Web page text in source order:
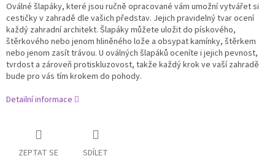
Oválné šlapáky, které jsou ručně opracované vám umožní vytvářet si
cestičky v zahradě dle vašich představ. Jejich pravidelný tvar ocení
každý zahradní architekt. Šlapáky můžete uložit do pískového,
štěrkového nebo jenom hliněného lože a obsypat kamínky, štěrkem
nebo jenom zasít trávou. U oválných šlapáků oceníte i jejich pevnost,
tvrdost a zároveň protiskluzovost, takže každý krok ve vaší zahradě
bude pro vás tím krokem do pohody.
Detailní informace
ZEPTAT SE SDÍLET